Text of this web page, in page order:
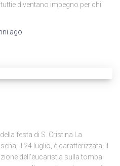
diventano impegno per chi
ago
festa di S. Cristina La
il 24 luglio, è caratterizzata, il
dell’eucaristia sulla tomba